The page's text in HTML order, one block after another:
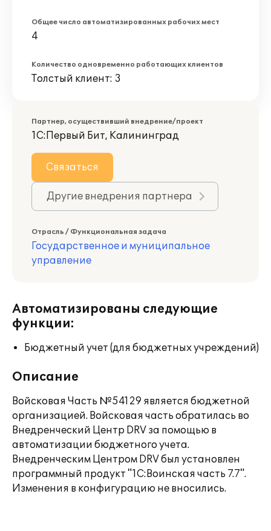
Общее число автоматизированных рабочих мест
4
Количество одновременно работающих клиентов
Толстый клиент: 3
Партнер, осуществивший внедрение/проект
1С:Первый Бит, Калининград
Связаться
Другие внедрения партнера
Отрасль / Функциональная задача
Государственное и муниципальное
управление
Автоматизированы следующие
функции:
Бюджетный учет (для бюджетных учреждений)
Описание
Войсковая Часть №54129 является бюджетной
организацией. Войсковая часть обратилась во
Внедренческий Центр DRV за помощью в
автоматизации бюджетного учета.
Внедренческим Центром DRV был установлен
программный продукт "1С:Воинская часть 7.7".
Изменения в конфигурацию не вносились.